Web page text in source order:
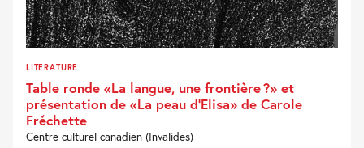
LITERATURE
Table ronde «La langue, une frontière ?» et
présentation de «La peau d’Elisa» de Carole
Fréchette
Centre culturel canadien (Invalides)